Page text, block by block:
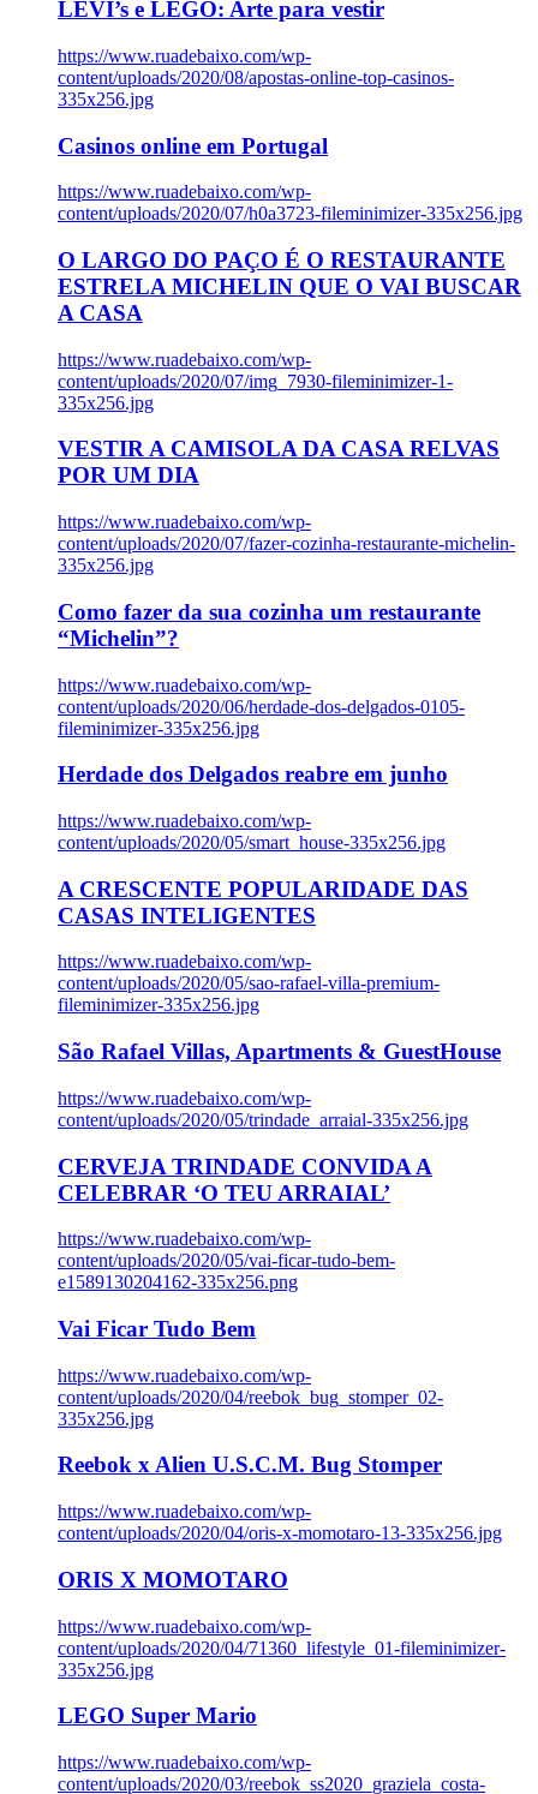
LEVI’s e LEGO: Arte para vestir
https://www.ruadebaixo.com/wp-
content/uploads/2020/08/apostas-online-top-casinos-
335x256.jpg
Casinos online em Portugal
https://www.ruadebaixo.com/wp-
content/uploads/2020/07/h0a3723-fileminimizer-335x256.jpg
O LARGO DO PAÇO É O RESTAURANTE
ESTRELA MICHELIN QUE O VAI BUSCAR
A CASA
https://www.ruadebaixo.com/wp-
content/uploads/2020/07/img_7930-fileminimizer-1-
335x256.jpg
VESTIR A CAMISOLA DA CASA RELVAS
POR UM DIA
https://www.ruadebaixo.com/wp-
content/uploads/2020/07/fazer-cozinha-restaurante-michelin-
335x256.jpg
Como fazer da sua cozinha um restaurante
“Michelin”?
https://www.ruadebaixo.com/wp-
content/uploads/2020/06/herdade-dos-delgados-0105-
fileminimizer-335x256.jpg
Herdade dos Delgados reabre em junho
https://www.ruadebaixo.com/wp-
content/uploads/2020/05/smart_house-335x256.jpg
A CRESCENTE POPULARIDADE DAS
CASAS INTELIGENTES
https://www.ruadebaixo.com/wp-
content/uploads/2020/05/sao-rafael-villa-premium-
fileminimizer-335x256.jpg
São Rafael Villas, Apartments & GuestHouse
https://www.ruadebaixo.com/wp-
content/uploads/2020/05/trindade_arraial-335x256.jpg
CERVEJA TRINDADE CONVIDA A
CELEBRAR ‘O TEU ARRAIAL’
https://www.ruadebaixo.com/wp-
content/uploads/2020/05/vai-ficar-tudo-bem-
e1589130204162-335x256.png
Vai Ficar Tudo Bem
https://www.ruadebaixo.com/wp-
content/uploads/2020/04/reebok_bug_stomper_02-
335x256.jpg
Reebok x Alien U.S.C.M. Bug Stomper
https://www.ruadebaixo.com/wp-
content/uploads/2020/04/oris-x-momotaro-13-335x256.jpg
ORIS X MOMOTARO
https://www.ruadebaixo.com/wp-
content/uploads/2020/04/71360_lifestyle_01-fileminimizer-
335x256.jpg
LEGO Super Mario
https://www.ruadebaixo.com/wp-
content/uploads/2020/03/reebok_ss2020_graziela_costa-